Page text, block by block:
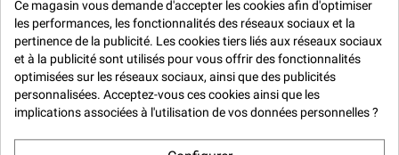
MARQUES
Ce magasin vous demande d'accepter les cookies afin d'optimiser
les performances, les fonctionnalités des réseaux sociaux et la
pertinence de la publicité. Les cookies tiers liés aux réseaux sociaux
et à la publicité sont utilisés pour vous offrir des fonctionnalités
optimisées sur les réseaux sociaux, ainsi que des publicités
personnalisées. Acceptez-vous ces cookies ainsi que les
implications associées à l'utilisation de vos données personnelles ?